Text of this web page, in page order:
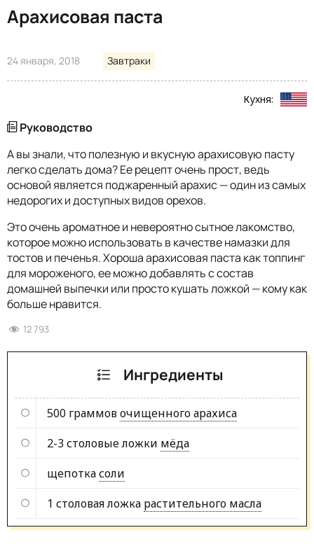
Арахисовая паста
24 января, 2018 Завтраки
Кухня:
Руководство
А вы знали, что полезную и вкусную арахисовую пасту
легко сделать дома? Ее рецепт очень прост, ведь
основой является поджаренный арахис — один из самых
недорогих и доступных видов орехов.
Это очень ароматное и невероятно сытное лакомство,
которое можно использовать в качестве намазки для
тостов и печенья. Хороша арахисовая паста как топпинг
для мороженого, ее можно добавлять с состав
домашней выпечки или просто кушать ложкой — кому как
больше нравится.
12 793
Ингредиенты
500 граммовочищенного арахиса
2-3 столовые ложки мёда
щепоткасоли
1 столовая ложка растительного масла